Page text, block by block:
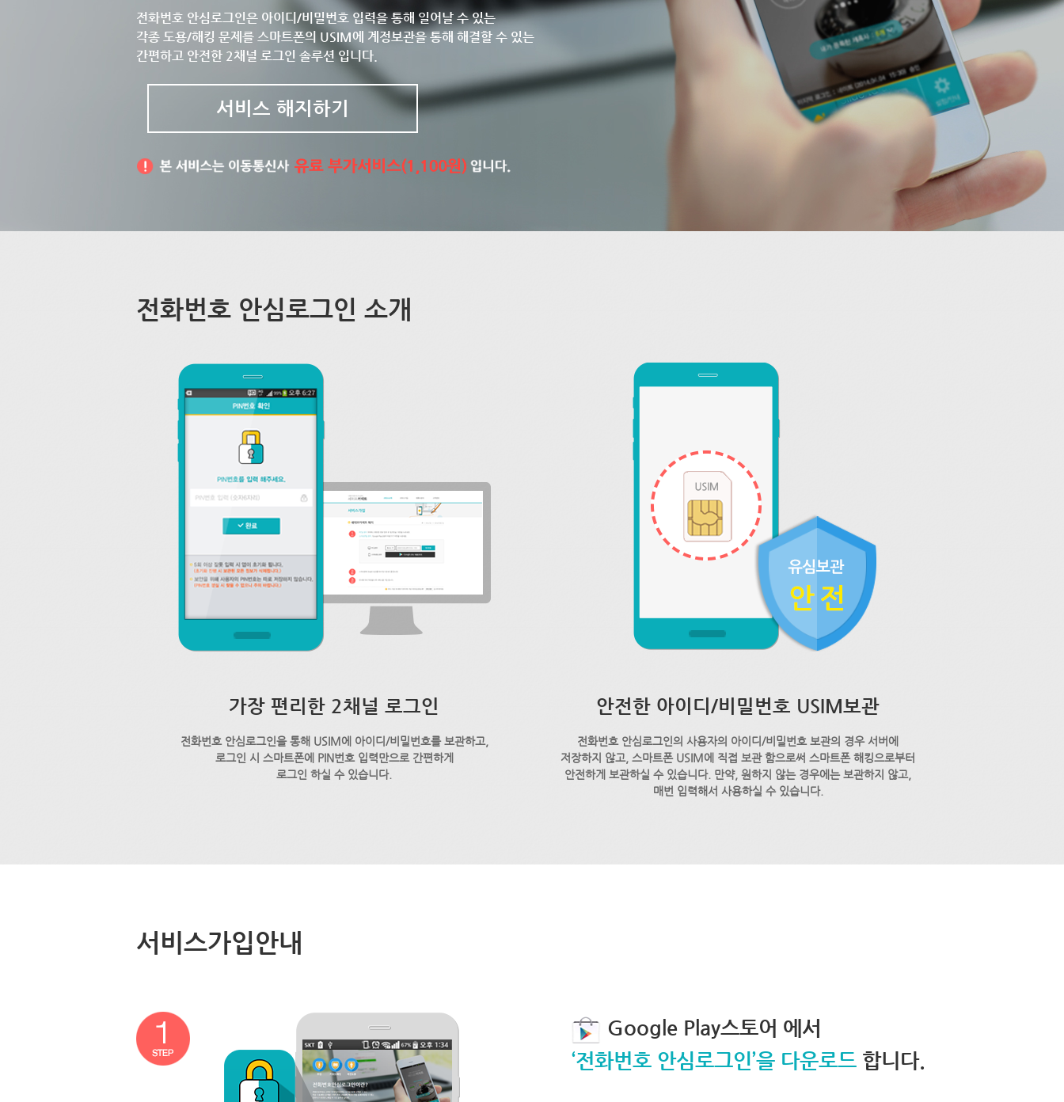
전화번호 안심로그인은 아이디/비밀번호 입력을 통해 일어날 수 있는
각종 도용/해킹 문제를 스마트폰의 USIM에 계정보관을 통해 해결할 수 있는
간편하고 안전한 2채널 로그인 솔루션 입니다.
서비스 해지하기
전화번호 안심로그인 소개
가장 편리한 2채널 로그인
전화번호 안심로그인을 통해 USIM에 아이디/비밀번호를 보관하고,
로그인 시 스마트폰에 PIN번호 입력만으로 간편하게
로그인 하실 수 있습니다.
안전한 아이디/비밀번호 USIM보관
전화번호 안심로그인의 사용자의 아이디/비밀번호 보관의 경우 서버에
저장하지 않고, 스마트폰 USIM에 직접 보관 함으로써 스마트폰 해킹으로부터
안전하게 보관하실 수 있습니다. 만약, 원하지 않는 경우에는 보관하지 않고,
매번 입력해서 사용하실 수 있습니다.
서비스가입안내
Google Play스토어 에서
‘전화번호 안심로그인’을 다운로드 합니다.